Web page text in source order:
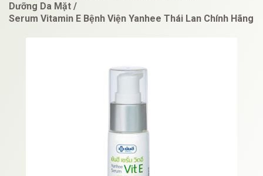
Dưỡng Da Mặt
Serum Vitamin E Bệnh Viện Yanhee Thái Lan Chính Hãng